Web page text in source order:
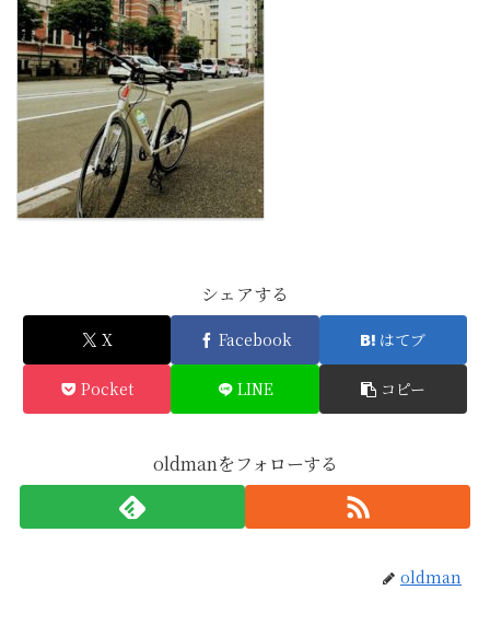
シェアする
X Facebook はてブ
Pocket LINE コピー
oldmanをフォローする
oldman